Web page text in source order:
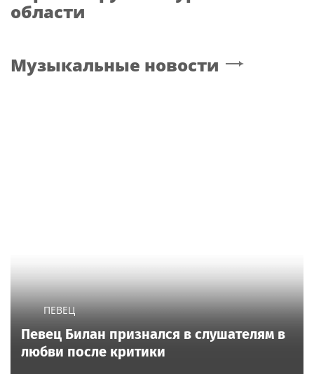
области
Музыкальные новости
ПЕВЕЦ
Певец Билан признался в слушателям в
любви после критики